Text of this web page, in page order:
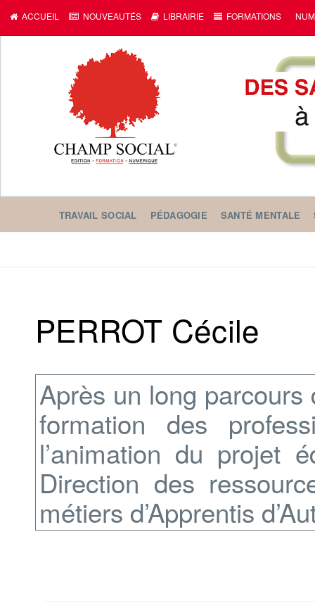
ACCUEIL NOUVEAUTÉS LIBRAIRIE FORMATIONS
TRAVAIL SOCIAL PÉDAGOGIE SANTÉ MENTALE
PERROT Cécile
Après un long parcours
formation des
l’animation du projet
Direction des
métiers d’Apprentis